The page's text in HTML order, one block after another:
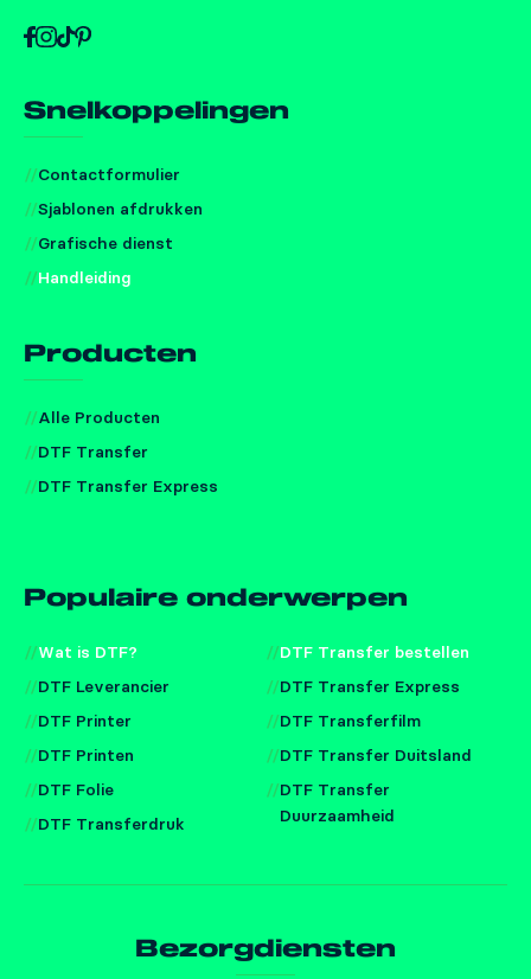
Snelkoppelingen
Contactformulier
Sjablonen afdrukken
Grafische dienst
Handleiding
Producten
Alle Producten
DTF Transfer
DTF Transfer Express
Populaire onderwerpen
Wat is DTF?
DTF Leverancier
DTF Printer
DTF Printen
DTF Folie
DTF Transferdruk
DTF Transfer bestellen
DTF Transfer Express
DTF Transferfilm
DTF Transfer Duitsland
DTF Transfer
Duurzaamheid
Bezorgdiensten